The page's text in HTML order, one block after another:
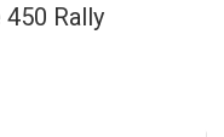
Rally